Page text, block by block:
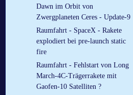
Dawn im Orbit von
Zwergplaneten Ceres - Update-9
Raumfahrt - SpaceX - Rakete
explodiert bei pre-launch static
fire
Raumfahrt - Fehlstart von Long
March-4C-Trägerrakete mit
Gaofen-10 Satelliten ?